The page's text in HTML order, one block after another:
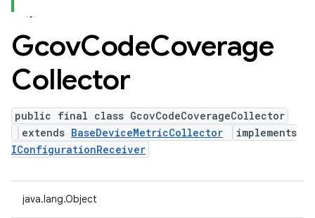
GcovCodeCoverage
Collector
public final class GcovCodeCoverageCollector
extends BaseDeviceMetricCollector
implements
IConfigurationReceiver
java.lang.Object